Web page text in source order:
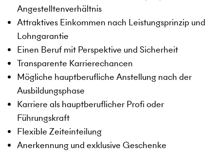
Angestelltenverhältnis
Attraktives Einkommen nach Leistungsprinzip und
Lohngarantie
Einen Beruf mit Perspektive und Sicherheit
Transparente Karrierechancen
Mögliche hauptberufliche Anstellung nach der
Ausbildungsphase
Karriere als hauptberuflicher Profi oder
Führungskraft
Flexible Zeiteinteilung
Anerkennung und exklusive Geschenke